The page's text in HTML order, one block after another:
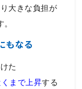
大きな負担が
もなる
た
まで上昇する